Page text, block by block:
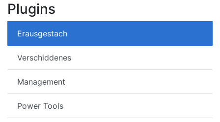
Plugins
Erausgestach
Verschiddenes
Management
Power Tools